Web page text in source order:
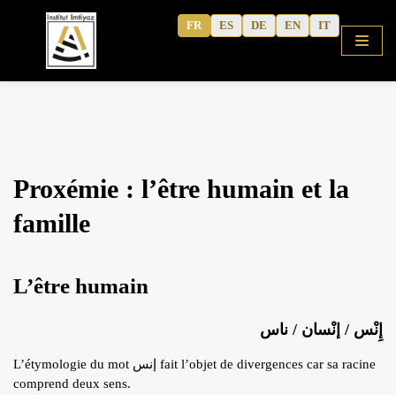
contenu
BOUTIQUE
COURS
ARABE CORANIQUE (METHODE)
Podcasts
CAHIERS D’ACTIVITE
Proxémie : l’être humain et la
famille
L’être humain
إِنْس / إنْسان / ناس
L’étymologie du mot إنس fait l’objet de divergences car sa racine
comprend deux sens.
FR ES DE EN IT